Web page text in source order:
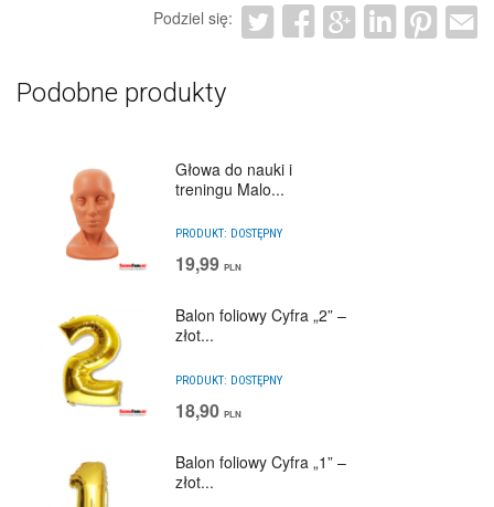
Podziel się:
Podobne produkty
Głowa do nauki i
treningu Malo...
PRODUKT: DOSTĘPNY
19,99 PLN
Balon foliowy Cyfra „2” –
złot...
PRODUKT: DOSTĘPNY
18,90 PLN
Balon foliowy Cyfra „1” –
złot...